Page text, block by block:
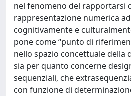
nel fenomeno del rapportarsi
rappresentazione numerica ad
cognitivamente e
pone come “punto di
nello spazio concettuale della
sia per quanto concerne
sequenziali, che
con funzione di